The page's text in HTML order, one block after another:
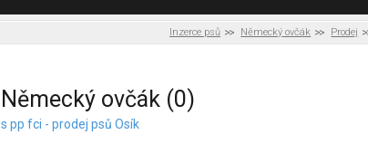
Inzerce psů Německý ovčák Prodej
Německý ovčák (0)
s pp fci - prodej psů Osík